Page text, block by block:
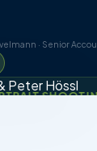
· Senior